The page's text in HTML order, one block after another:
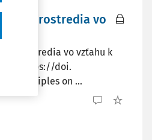
prostredia vo
prostredia vo vzťahu k
353. https://doi.
principles on ...